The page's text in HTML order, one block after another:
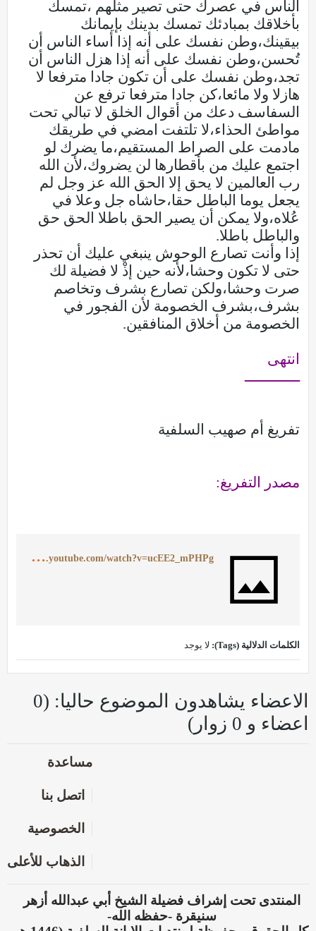
الناس في عصرك حتى تصير مثلهم ،تمسك
بأخلاقك بمبادئك تمسك بدينك بإيمانك
بيقينك،وطن نفسك على أنه إذا أساء الناس أن
تُحسن،وطن نفسك على أنه إذا هزل الناس أن
تجد،وطن نفسك على أن تكون جادا مترفعا لا
هازلا ولا مائعا،كن جادا مترفعا ترفع عن
السفاسف دعك من أقوال الخلق لا تبالي تحت
مواطئ الحذاء،لا تلتفت امضي في طريقك
مادمت على الصراط المستقيم،ما يضرك لو
اجتمع عليك من بأقطارها لن يضروك،لأن الله
رب العالمين لا يحق إلا الحق الله عز وجل لم
يجعل يوما الباطل حقا،حاشاه جل وعلا في
عُلاه،ولا يمكن أن يصير الحق باطلا الحق حق
والباطل باطلا.
إذا وأنت تصارع الوحوش ينبغي عليك أن تحذر
حتى لا تكون وحشا،لأنه حين إذْ لا فضيلة لك
صرت وحشا،ولكن تصارع بشرف وتخاصم
بشرف،بشرف الخصومة لأن الفجور في
الخصومة من أخلاق المنافقين.
انتهى
ـــــــــــــ
تفريغ أم صهيب السلفية
مصدر التفريغ:
h
ttps://www.youtube.com/watch?v=ucEE2_mPHPg
الكلمات الدلالية (Tags): لا يوجد
الاعضاء يشاهدون الموضوع حاليا: (0
اعضاء و 0 زوار)
مساعدة
اتصل بنا
الخصوصية
الذهاب للأعلى
المنتدى تحت إشراف فضيلة الشيخ أبي عبدالله أزهر
سنيقرة -حفظه الله-